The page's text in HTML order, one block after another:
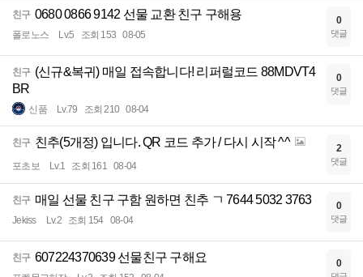
친구 0680 0866 9142 선물 교환 친구 구해용
폴로노스 Lv.5 조회 153 08-05
0
댓글
친구 (신규&복귀) 매일 접속합니다! 리퍼럴코드 88MDVT4
BR
신품 Lv.79 조회 210 08-04
0
댓글
친구 친추(5개정) 입니다. QR 코드 추가 / 다시 시작 ^^
포초보 Lv.1 조회 161 08-04
2
댓글
친구 매일 선물 친구 구함 원하면 친추 ㄱ 7644 5032 3763
Jekiss Lv.2 조회 154 08-04
0
댓글
친구 607224370639 선물친구 구해요 0